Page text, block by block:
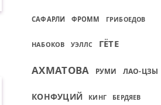
САФАРЛИ ФРОММ ГРИБОЕДОВ
НАБОКОВ УЭЛЛС ГЁТЕ
АХМАТОВА РУМИ ЛАО-ЦЗЫ
КОНФУЦИЙ КИНГ БЕРДЯЕВ